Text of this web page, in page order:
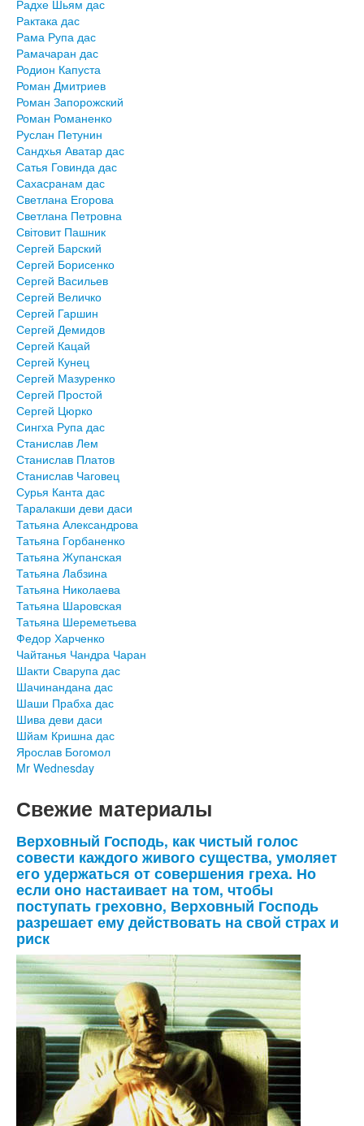
Радхе Шьям дас
Рактака дас
Рама Рупа дас
Рамачаран дас
Родион Капуста
Роман Дмитриев
Роман Запорожский
Роман Романенко
Руслан Петунин
Сандхья Аватар дас
Сатья Говинда дас
Сахасранам дас
Светлана Егорова
Светлана Петровна
Світовит Пашник
Сергей Барский
Сергей Борисенко
Сергей Васильев
Сергей Величко
Сергей Гаршин
Сергей Демидов
Сергей Кацай
Сергей Кунец
Сергей Мазуренко
Сергей Простой
Сергей Цюрко
Сингха Рупа дас
Станислав Лем
Станислав Платов
Станислав Чаговец
Сурья Канта дас
Таралакши деви даси
Татьяна Александрова
Татьяна Горбаненко
Татьяна Жупанская
Татьяна Лабзина
Татьяна Николаева
Татьяна Шаровская
Татьяна Шереметьева
Федор Харченко
Чайтанья Чандра Чаран
Шакти Сварупа дас
Шачинандана дас
Шаши Прабха дас
Шива деви даси
Шйам Кришна дас
Ярослав Богомол
Mr Wednesday
Свежие материалы
Верховный Господь, как чистый голос
совести каждого живого существа, умоляет
его удержаться от совершения греха. Но
если оно настаивает на том, чтобы
поступать греховно, Верховный Господь
разрешает ему действовать на свой страх и
риск